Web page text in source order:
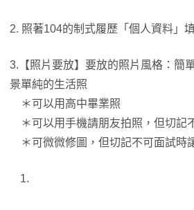
2. 照著104的制式履歷「個人資料」
3.【照片要放】要放的照片風格：簡
景單純的生活照
＊可以用高中畢業照
＊可以用手機請朋友拍照，但切記
＊可微微修圖，但切記不可面試時